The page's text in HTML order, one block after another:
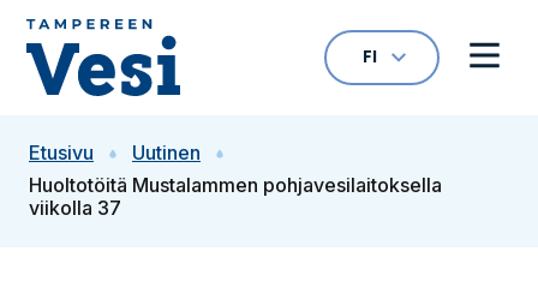
Siirry sisältöön
VALITTU KIELI:
FI
Avaa
Etusivu
Uutinen
Huoltotöitä Mustalammen pohjavesilaitoksella
viikolla 37